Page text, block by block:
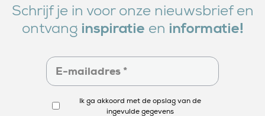
Schrijf je in voor onze nieuwsbrief en
ontvang inspiratie en informatie!
Ik ga akkoord met de opslag van de
ingevulde gegevens